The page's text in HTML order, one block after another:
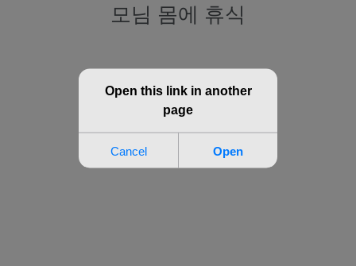
모님 몸에 휴식